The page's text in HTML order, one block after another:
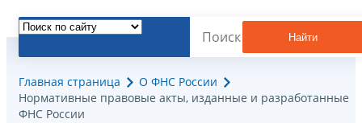
Найти
Главная страница
О ФНС России
Нормативные правовые акты, изданные и разработанные
ФНС России